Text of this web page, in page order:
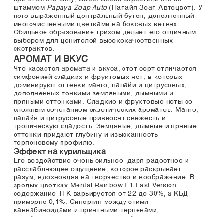
штаммом Papaya Zoap Auto(Папайя Зоап Автоцвет). У
него выраженный центральный бутон, дополненный
многочисленными цветками на боковых ветвях.
Обильное образование трихом делает его отличным
выбором для ценителей высококачественных
экстрактов.
АРОМАТ И ВКУС
Что касается аромата и вкуса, этот сорт отличается
симфонией сладких и фруктовых нот, в которых
доминируют оттенки манго, папайи и цитрусовых,
дополненных тонкими земляными, дымными и
пряными оттенками. Сладкие и фруктовые ноты со
сложным сочетанием экзотических ароматов. Манго,
папайя и цитрусовые привносят свежесть и
тропическую сладость. Земляные, дымные и пряные
оттенки придают глубину и изысканность
терпеновому профилю.
Эффект на курильщика
Его воздействие очень сильное, даря радостное и
расслабляющее ощущение, которое раскрывает
разум, вдохновляя на творчество и воображение. В
зрелых цветках Mental Rainbow F1 Fast Version
содержание ТГК варьируется от 22 до 30%, а КБД —
примерно 0,1%. Синергия между этими
каннабиноидами и приятными терпенами,